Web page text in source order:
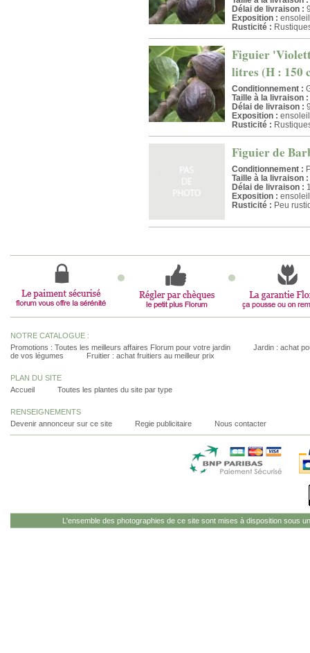
Délai de livraison :
Exposition :
Rusticité :
Figuier
litres (H : 150
Conditionnement :
Taille à la livraison :
Délai de livraison :
Exposition :
Rusticité :
Figuier de
Conditionnement :
Taille à la livraison :
Délai de livraison :
Exposition :
Rusticité : Peu
NOTRE CATALOGUE :
Promotions : Toutes les meilleurs affaires Florum pour votre jardin
Jardin : achat
de vos légumes
Fruitier : achat fruitiers au meilleur prix
PLAN DU SITE
Accueil
Toutes les plantes du site par type
RENSEIGNEMENTS
Devenir annonceur sur ce site
Regie publicitaire Nous contacter
L'ensemble des photographies de ce site sont mises à disposition sous